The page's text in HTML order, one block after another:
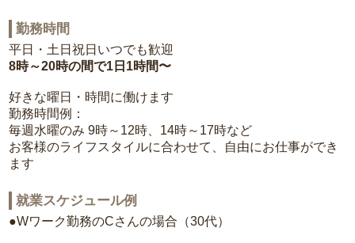
勤務時間
平日・土日祝日いつでも歓迎
8時～20時の間で1日1時間〜
好きな曜日・時間に働けます
勤務時間例：
毎週水曜のみ 9時～12時、14時～17時など
お客様のライフスタイルに合わせて、自由にお仕事ができ
ます
就業スケジュール例
●Wワーク勤務のCさんの場合（30代）